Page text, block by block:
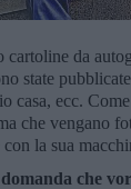
cartoline da
state
casa, ecc.
che vengano
con la sua
che